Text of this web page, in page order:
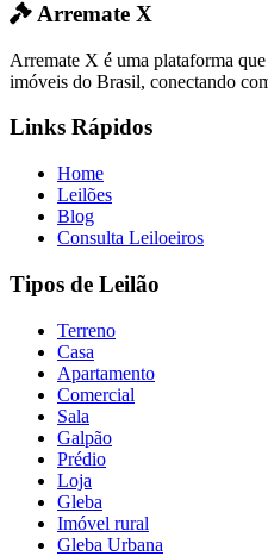
Arremate X
Arremate X é uma plataforma
imóveis do Brasil, conectando
Links Rápidos
Home
Leilões
Blog
Consulta Leiloeiros
Tipos de Leilão
Terreno
Casa
Apartamento
Comercial
Sala
Galpão
Prédio
Loja
Gleba
Imóvel rural
Gleba Urbana